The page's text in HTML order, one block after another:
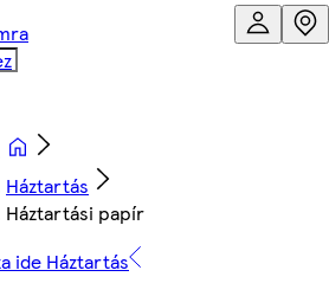
Háztartás
Háztartási papír
ide Háztartás